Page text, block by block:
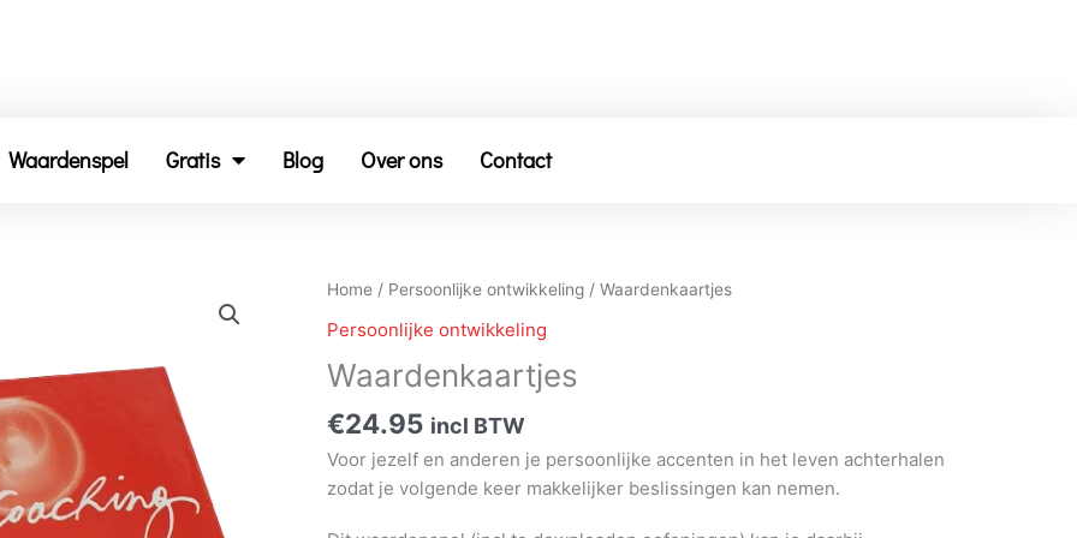
Waardenspel Gratis Blog Over ons Contact
Home / Persoonlijke ontwikkeling / Waardenkaartjes
Persoonlijke ontwikkeling
Waardenkaartjes
€24.95 incl BTW
Voor jezelf en anderen je persoonlijke accenten in het leven achterhalen
zodat je volgende keer makkelijker beslissingen kan nemen.
Waardenkaartjes